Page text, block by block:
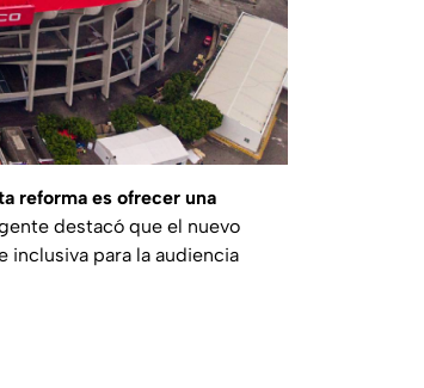
reforma es ofrecer una
destacó que el nuevo
inclusiva para la audiencia